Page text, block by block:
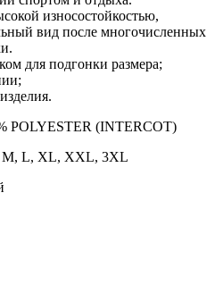
износостойкостью,
вид после многочисленных
для подгонки размера;
POLYESTER (INTERCOT)
M, L, XL, XXL, 3XL